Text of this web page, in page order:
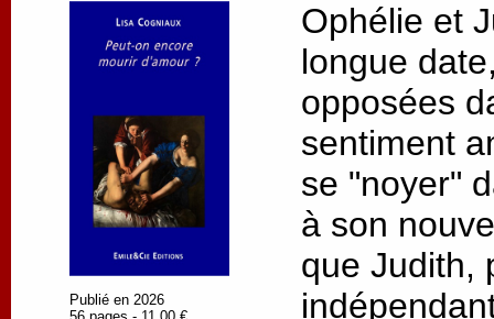
Publié en 2026
Ophélie et
longue
opposées
sentiment
se "noyer"
à son
que Judith,